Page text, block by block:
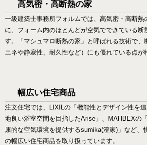
高気密・高断熱の家
一級建築士事務所フォルムでは、高気密・高断熱
に、フォーム内のほとんどが空気でできている断
す。「マシュマロ断熱の家」と呼ばれる技術で、
エネや静寂性、耐久性など）にも優れている点が
幅広い住宅商品
注文住宅では、LIXILの「機能性とデザイン性を
地良い浴室空間を目指したArise」、MAHBEXの
康的な空気環境を提供するsumika(澄家)」など、
の幅広い住宅商品を取り扱っています。